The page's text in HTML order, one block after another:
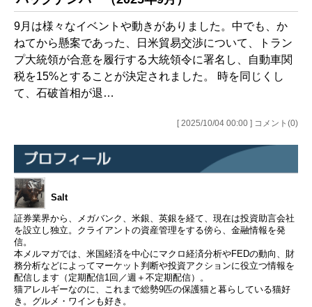
9月は様々なイベントや動きがありました。中でも、か
ねてから懸案であった、日米貿易交渉について、トラン
プ大統領が合意を履行する大統領令に署名し、自動車関
税を15%とすることが決定されました。 時を同じくし
て、石破首相が退…
[ 2025/10/04 00:00 ] コメント(0)
Salt
証券業界から、メガバンク、米銀、英銀を経て、現在は投資助言会社
を設立し独立。クライアントの資産管理をする傍ら、金融情報を発
信。
本メルマガでは、米国経済を中心にマクロ経済分析やFEDの動向、財
務分析などによってマーケット判断や投資アクションに役立つ情報を
配信します（定期配信1回／週＋不定期配信）。
猫アレルギーなのに、これまで総勢9匹の保護猫と暮らしている猫好
き。グルメ・ワインも好き。